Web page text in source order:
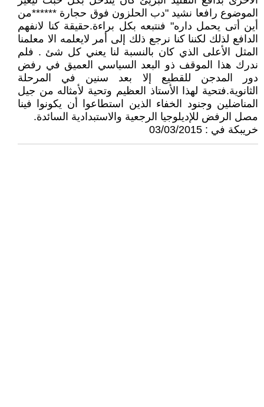
الموضوع رافعا نشيد "دب الحلزون فوق حجارة ******من
أين أتى يحمل داره" فنتبعه بكل براءة.حقيقة كنا لانفهم
الدافع لذلك لكننا كنا نرجع ذلك إلى أمر لايعلمه الا معلمنا
المثل الأعلى الذي كان بالنسبة لنا يعني كل شئ . فلم
ندرك هذا الموقف ذو البعد السياسي العميق في رفض
دور المدجن للقطيع إلا بعد سنين في المرحلة
الثانوية.فتحية لهذا الأستاذ العظيم وتحية لأمثاله من جيل
المناضلين وجنود الخفاء الذين استطاعوا أن يكونوا فينا
مصل الرفض للإديلوجيا الرجعية والاستبدادية السائدة.
خريبكة في : 03/03/2015